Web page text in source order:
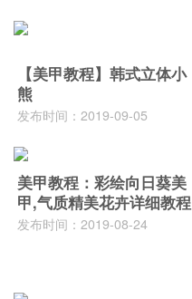
【美甲教程】韩式立体小
熊
发布时间：2019-09-05
美甲教程：彩绘向日葵美
甲,气质精美花卉详细教程
发布时间：2019-08-24